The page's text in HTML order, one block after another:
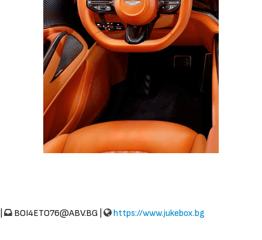
BOI4ETO76@ABV.BG https://www.jukebox.bg